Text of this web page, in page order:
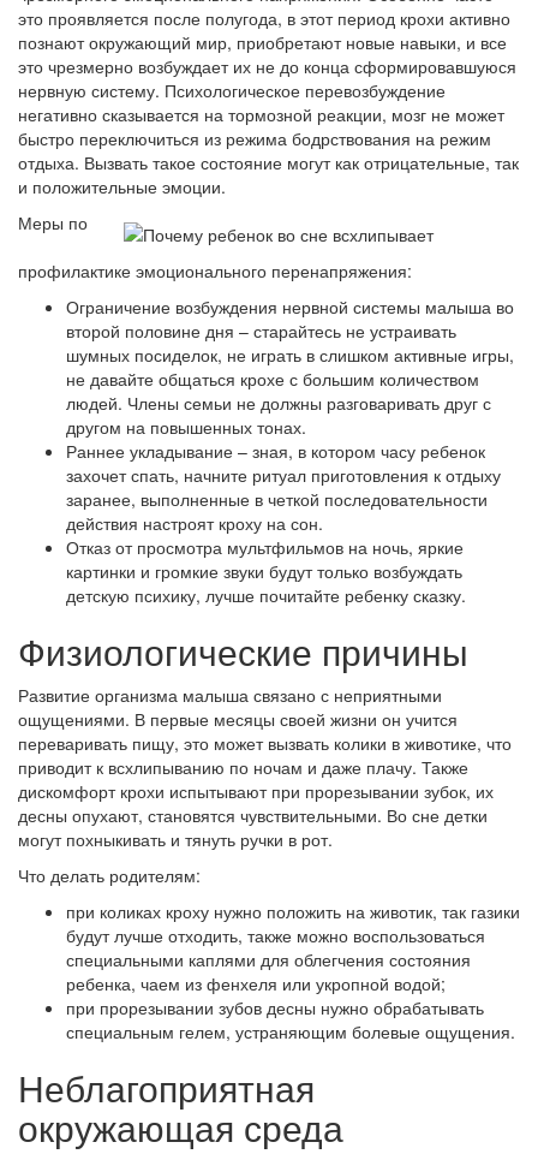
это проявляется после полугода, в этот период крохи активно
познают окружающий мир, приобретают новые навыки, и все
это чрезмерно возбуждает их не до конца сформировавшуюся
нервную систему. Психологическое перевозбуждение
негативно сказывается на тормозной реакции, мозг не может
быстро переключиться из режима бодрствования на режим
отдыха. Вызвать такое состояние могут как отрицательные, так
и положительные эмоции.
Меры по
профилактике эмоционального перенапряжения:
Ограничение возбуждения нервной системы малыша во
второй половине дня – старайтесь не устраивать
шумных посиделок, не играть в слишком активные игры,
не давайте общаться крохе с большим количеством
людей. Члены семьи не должны разговаривать друг с
другом на повышенных тонах.
Раннее укладывание – зная, в котором часу ребенок
захочет спать, начните ритуал приготовления к отдыху
заранее, выполненные в четкой последовательности
действия настроят кроху на сон.
Отказ от просмотра мультфильмов на ночь, яркие
картинки и громкие звуки будут только возбуждать
детскую психику, лучше почитайте ребенку сказку.
Физиологические причины
Развитие организма малыша связано с неприятными
ощущениями. В первые месяцы своей жизни он учится
переваривать пищу, это может вызвать колики в животике, что
приводит к всхлипыванию по ночам и даже плачу. Также
дискомфорт крохи испытывают при прорезывании зубок, их
десны опухают, становятся чувствительными. Во сне детки
могут похныкивать и тянуть ручки в рот.
Что делать родителям:
при коликах кроху нужно положить на животик, так газики
будут лучше отходить, также можно воспользоваться
специальными каплями для облегчения состояния
ребенка, чаем из фенхеля или укропной водой;
при прорезывании зубов десны нужно обрабатывать
специальным гелем, устраняющим болевые ощущения.
Неблагоприятная
окружающая среда